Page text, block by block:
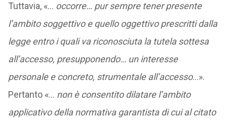
Tuttavia, «… occorre… pur sempre tener presente
l’ambito soggettivo e quello oggettivo prescritti dalla
legge entro i quali va riconosciuta la tutela sottesa
all’accesso, presupponendo… un interesse
personale e concreto, strumentale all’accesso…».
Pertanto «… non è consentito dilatare l’ambito
applicativo della normativa garantista di cui al citato